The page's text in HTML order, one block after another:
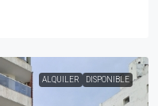
ALQUILER DISPONIBLE